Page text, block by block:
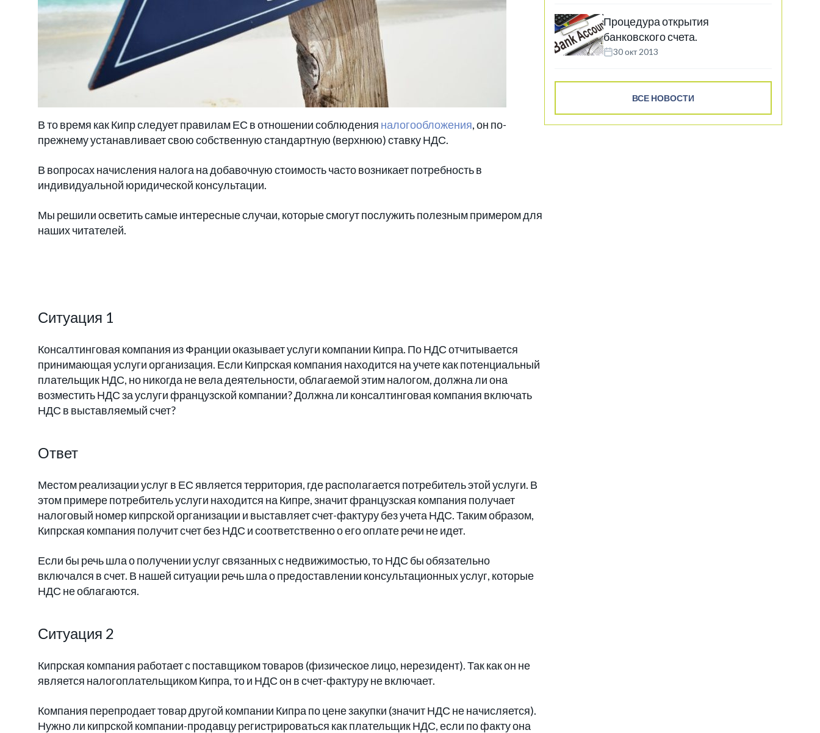
В то время как Кипр следует правилам ЕС в отношении соблюдения налогообложения, он по-
прежнему устанавливает свою собственную стандартную (верхнюю) ставку НДС.
В вопросах начисления налога на добавочную стоимость часто возникает потребность в
индивидуальной юридической консультации.
Мы решили осветить самые интересные случаи, которые смогут послужить полезным примером для
наших читателей.
Ситуация 1
Консалтинговая компания из Франции оказывает услуги компании Кипра. По НДС отчитывается
принимающая услуги организация. Если Кипрская компания находится на учете как потенциальный
плательщик НДС, но никогда не вела деятельности, облагаемой этим налогом, должна ли она
возместить НДС за услуги французской компании? Должна ли консалтинговая компания включать
НДС в выставляемый счет?
Ответ
Местом реализации услуг в ЕС является территория, где располагается потребитель этой услуги. В
этом примере потребитель услуги находится на Кипре, значит французская компания получает
налоговый номер кипрской организации и выставляет счет-фактуру без учета НДС. Таким образом,
Кипрская компания получит счет без НДС и соответственно о его оплате речи не идет.
Если бы речь шла о получении услуг связанных с недвижимостью, то НДС бы обязательно
включался в счет. В нашей ситуации речь шла о предоставлении консультационных услуг, которые
НДС не облагаются.
Ситуация 2
Кипрская компания работает с поставщиком товаров (физическое лицо, нерезидент). Так как он не
является налогоплательщиком Кипра, то и НДС он в счет-фактуру не включает.
Компания перепродает товар другой компании Кипра по цене закупки (значит НДС не начисляется).
Нужно ли кипрской компании-продавцу регистрироваться как плательщик НДС, если по факту она
Процедура открытия
банковского счета.
30 окт 2013
ВСЕ НОВОСТИ